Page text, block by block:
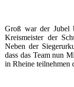
Groß war der Jubel
Kreismeister der
Neben der
dass das Team nun
in Rheine teilnehmen